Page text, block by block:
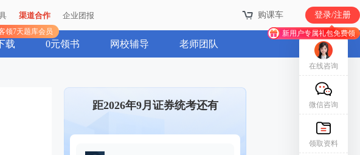
领7天题库会员
渠道合作 企业团报 购课车 登录/注册
新用户专属礼包免费领
载 0元领书 网校辅导 老师团队
距2026年9月证券统考还有
在线咨询
微信咨询
领取资料